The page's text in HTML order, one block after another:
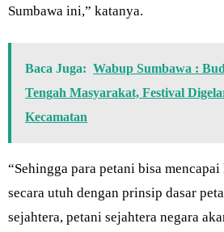
Sumbawa ini,” katanya.
Baca Juga: Wabup Sumbawa :
Tengah Masyarakat, Festival
Kecamatan
“Sehingga para petani bisa
secara utuh dengan prinsip dasar
sejahtera, petani sejahtera negara